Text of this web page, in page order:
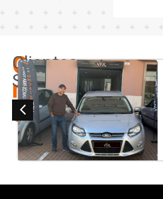
Os
nossos
clientes
Clientes
Satisfeitos